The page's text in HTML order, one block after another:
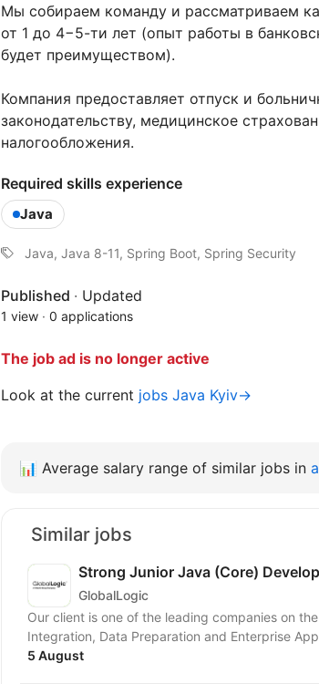
Мы собираем команду и рассматриваем
от 1 до 4−5-ти лет (опыт работы в
будет преимуществом).
Компания предоставляет отпуск и
законодательству, медицинское
налогообложения.
Required skills experience
Java
Java, Java 8-11, Spring Boot, Spring Security
Published · Updated
1 view · 0 applications
The job ad is no longer active
Look at the current jobs Java Kyiv→
📊 Average salary range of similar jobs in
Similar jobs
Strong Junior Java (Core)
GlobalLogic
Our client is one of the leading companies on
Integration, Data Preparation and Enterprise
5 August